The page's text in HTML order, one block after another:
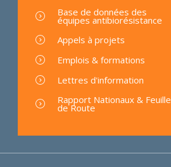
Base de données des
équipes antibiorésistance
Appels à projets
Emplois & formations
Lettres d'information
Rapport Nationaux & Feuille
de Route